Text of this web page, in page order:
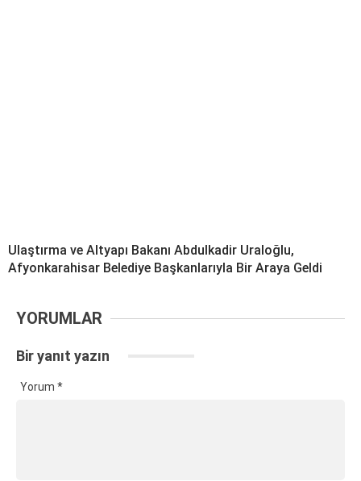
Ulaştırma ve Altyapı Bakanı Abdulkadir Uraloğlu,
Afyonkarahisar Belediye Başkanlarıyla Bir Araya Geldi
YORUMLAR
Bir yanıt yazın
Yorum *